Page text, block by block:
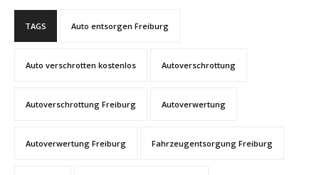
TAGS Auto entsorgen Freiburg
Auto verschrotten kostenlos Autoverschrottung
Autoverschrottung Freiburg Autoverwertung
Autoverwertung Freiburg Fahrzeugentsorgung Freiburg